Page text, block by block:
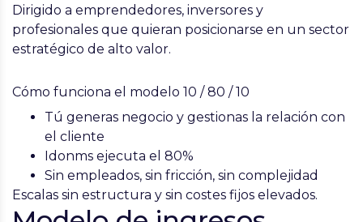
Dirigido a emprendedores, inversores y
profesionales que quieran posicionarse en un sector
estratégico de alto valor.
Cómo funciona el modelo 10 / 80 / 10
Tú generas negocio y gestionas la relación con
el cliente
Idonms ejecuta el 80%
Sin empleados, sin fricción, sin complejidad
Escalas sin estructura y sin costes fijos elevados.